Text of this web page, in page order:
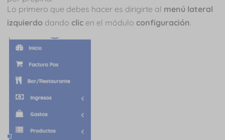
Lo primero que debes hacer es dirigirte al menú lateral
izquierdo dando clic en el módulo configuración.